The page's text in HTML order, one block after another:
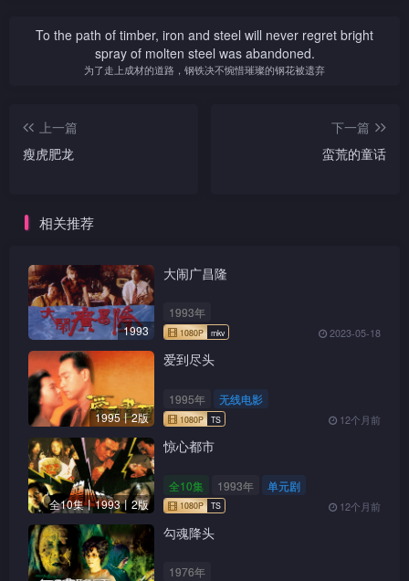
To the path of timber, iron and steel will never regret bright
spray of molten steel was abandoned.
为了走上成材的道路，钢铁决不惋惜璀璨的钢花被遗弃
上一篇
瘦虎肥龙
下一篇
蛮荒的童话
相关推荐
1993
大闹广昌隆
1993年
2023-05-18
1995丨2版
爱到尽头
1995年 无线电影
12个月前
全10集丨1993丨2版
惊心都市
全10集 1993年 单元剧
12个月前
勾魂降头
1976年